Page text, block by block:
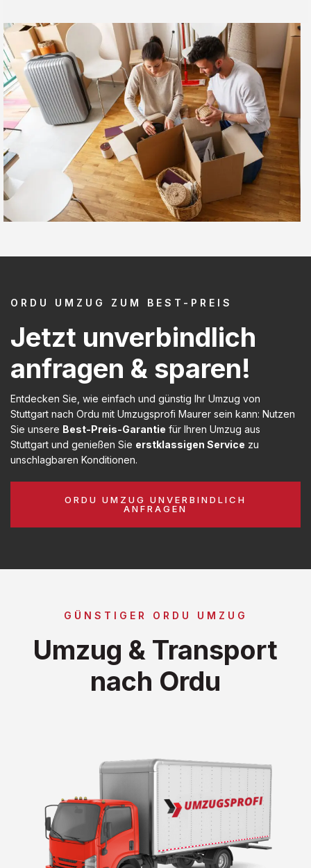
ORDU UMZUG ZUM BEST-PREIS
Jetzt unverbindlich
anfragen & sparen!
Entdecken Sie, wie einfach und günstig Ihr Umzug von
Stuttgart nach Ordu mit Umzugsprofi Maurer sein kann: Nutzen
Sie unsere Best-Preis-Garantie für Ihren Umzug aus
Stuttgart und genießen Sie erstklassigen Service zu
unschlagbaren Konditionen.
ORDU UMZUG UNVERBINDLICH
ANFRAGEN
GÜNSTIGER ORDU UMZUG
Umzug & Transport
nach Ordu